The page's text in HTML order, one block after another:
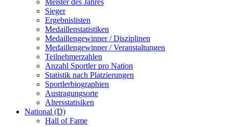
Meister des Jahres
Sieger
Ergebnislisten
Medaillenstatistiken
Medaillengewinner / Disziplinen
Medaillengewinner / Veranstaltungen
Teilnehmerzahlen
Anzahl Sportler pro Nation
Statistik nach Platzierungen
Sportlerbiographien
Austragungsorte
Altersstatisiken
National (D)
Hall of Fame